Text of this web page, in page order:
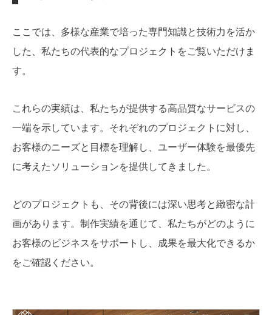
ここでは、多様な産業で培った専門知識と技術力を活か
した、私たちの代表的なプロジェクトをご覧いただけま
す。
これらの実績は、私たちが提供する高品質なサービスの
一端を示しています。それぞれのプロジェクトに対し、
お客様のニーズと目標を理解し、ユーザー体験を最優先
に考えたソリューションを提供してきました。
どのプロジェクトも、その背後には深い思考と緻密な計
画があります。制作実績を通じて、私たちがどのように
お客様のビジネスをサポートし、成果を最大化できるか
をご確認ください。